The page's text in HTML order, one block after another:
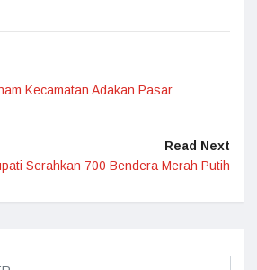
Kecamatan Adakan Pasar
Read Next
Serahkan 700 Bendera Merah Putih